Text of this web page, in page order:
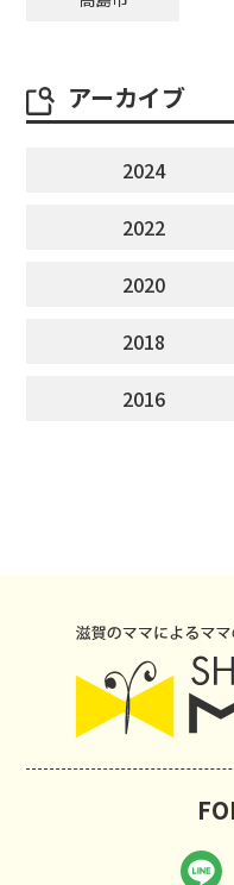
アーカイブ
2024
2022
2020
2018
2016